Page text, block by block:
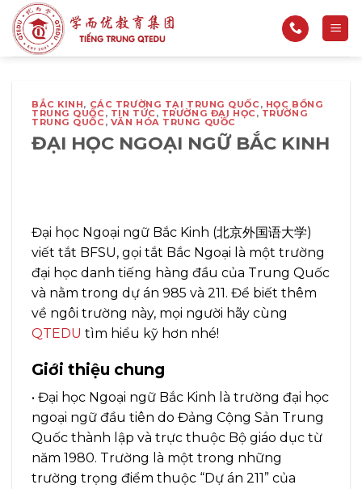
qua
nội
BẮC KINH, CÁC TRƯỜNG TẠI TRUNG QUỐC, HỌC BỔNG
TRUNG QUỐC, TIN TỨC, TRƯỜNG ĐẠI HỌC, TRƯỜNG
TRUNG QUỐC, VĂN HÓA TRUNG QUỐC
ĐẠI HỌC NGOẠI NGỮ BẮC KINH
Đại học Ngoại ngữ Bắc Kinh (北京外国语大学)
viết tắt BFSU, gọi tắt Bắc Ngoại là một trường
đại học danh tiếng hàng đầu của Trung Quốc
và nằm trong dự án 985 và 211. Để biết thêm
về ngôi trường này, mọi người hãy cùng
QTEDU tìm hiểu kỹ hơn nhé!
Giới thiệu chung
• Đại học Ngoại ngữ Bắc Kinh là trường đại học
ngoại ngữ đầu tiên do Đảng Cộng Sản Trung
Quốc thành lập và trực thuộc Bộ giáo dục từ
năm 1980. Trường là một trong những
trường trọng điểm thuộc “Dự án 211” của